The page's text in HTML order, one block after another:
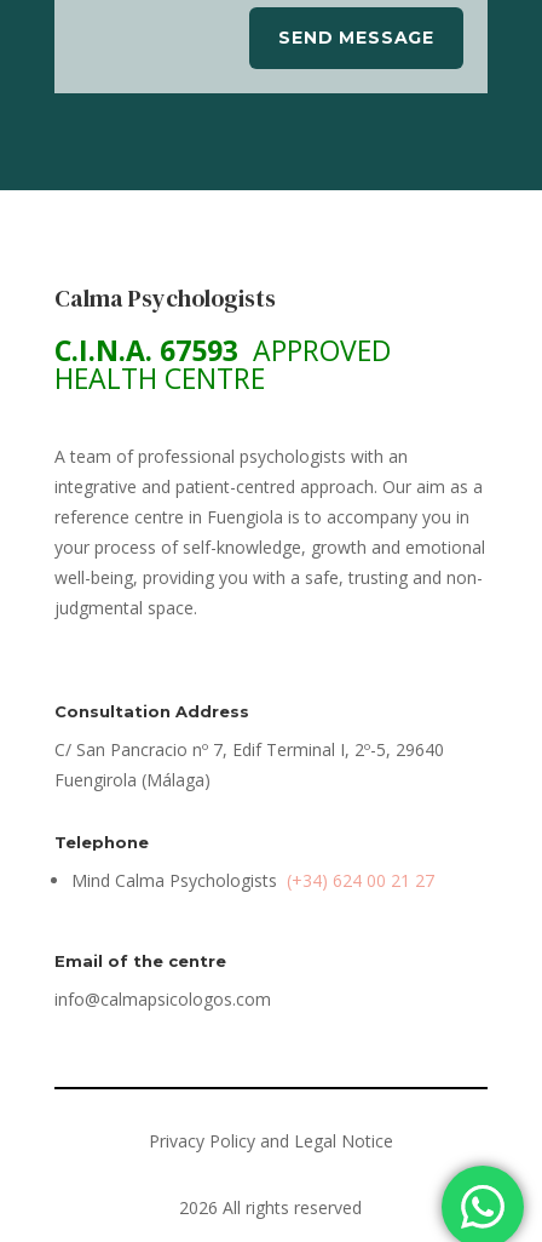
SEND MESSAGE
Calma Psychologists
C.I.N.A. 67593 APPROVED
HEALTH CENTRE
A team of professional psychologists with an
integrative and patient-centred approach. Our aim as a
reference centre in Fuengiola is to accompany you in
your process of self-knowledge, growth and emotional
well-being, providing you with a safe, trusting and non-
judgmental space.
Consultation Address
C/ San Pancracio nº 7, Edif Terminal I, 2º-5, 29640
Fuengirola (Málaga)
Telephone
Mind Calma Psychologists (+34) 624 00 21 27
Email of the centre
info@calmapsicologos.com
Privacy Policy and Legal Notice
2026 All rights reserved